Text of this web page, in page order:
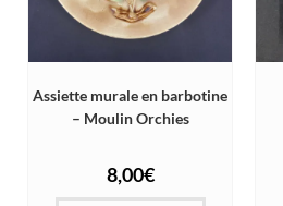
Assiette murale en barbotine
– Moulin Orchies
8,00€